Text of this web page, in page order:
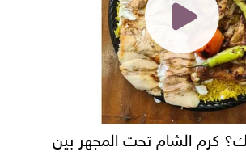
كرم الشام تحت المجهر بين